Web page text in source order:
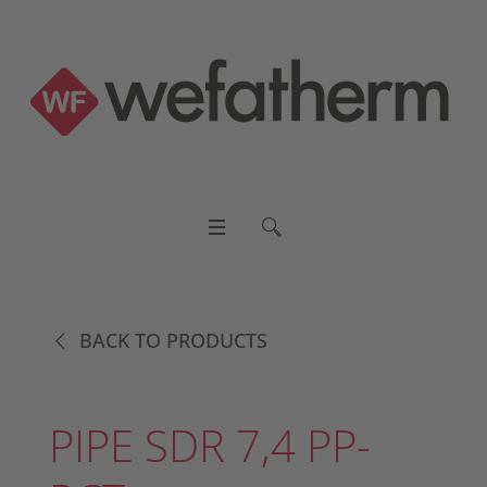
BACK TO PRODUCTS
PIPE SDR 7,4 PP-